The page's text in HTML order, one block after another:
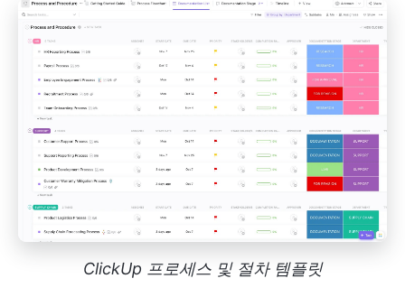
ClickUp 프로세스 및 절차 템플릿